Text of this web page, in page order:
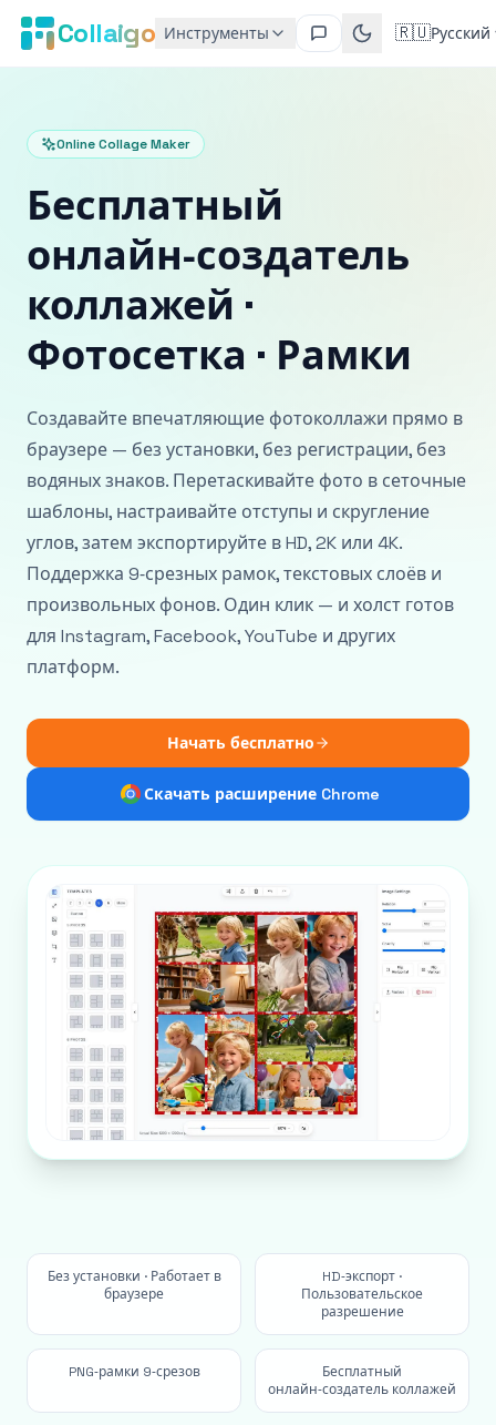
Collaigo Инструменты 🇷🇺Русский
Online Collage Maker
Бесплатный
онлайн‑создатель
коллажей ·
Фотосетка · Рамки
Создавайте впечатляющие фотоколлажи прямо в
браузере — без установки, без регистрации, без
водяных знаков. Перетаскивайте фото в сеточные
шаблоны, настраивайте отступы и скругление
углов, затем экспортируйте в HD, 2K или 4K.
Поддержка 9‑срезных рамок, текстовых слоёв и
произвольных фонов. Один клик — и холст готов
для Instagram, Facebook, YouTube и других
платформ.
Начать бесплатно
Скачать расширение Chrome
Без установки · Работает в
браузере
HD‑экспорт ·
Пользовательское
разрешение
PNG‑рамки 9‑срезов
Бесплатный
онлайн‑создатель коллажей